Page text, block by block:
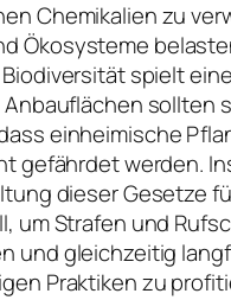
Chemikalien zu
Ökosysteme
spielt
Anbauflächen sollten
einheimische
gefährdet werden.
dieser Gesetze
um Strafen und
und gleichzeitig
Praktiken zu